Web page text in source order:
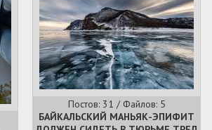
Постов: 31 / Файлов: 5
БАЙКАЛЬСКИЙ МАНЬЯК-ЭПИФИТ